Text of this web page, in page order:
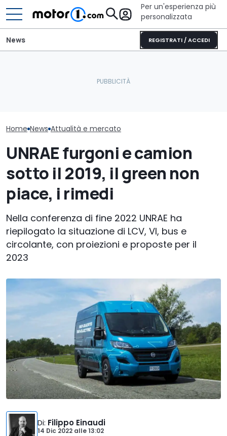
Per un'esperienza più
personalizzata
REGISTRATI / ACCEDI
News
Home News Attualità e mercato
UNRAE furgoni e camion
sotto il 2019, il green non
piace, i rimedi
Nella conferenza di fine 2022 UNRAE ha
riepilogato la situazione di LCV, VI, bus e
circolante, con proiezioni e proposte per il
2023
Di: Filippo Einaudi
14 Dic 2022 alle13:02